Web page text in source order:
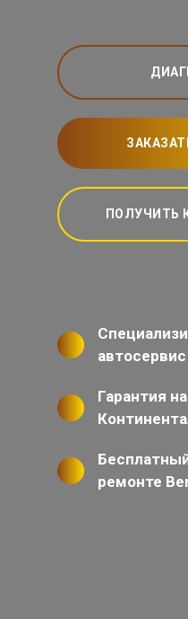
ПОЛУЧИТЬ
Гарантия
ремонте